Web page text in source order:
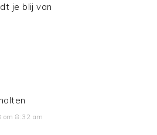
je blij van
om 8:32 am